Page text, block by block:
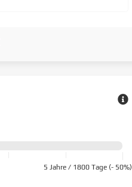
5 Jahre / 1800 Tage (- 50%)